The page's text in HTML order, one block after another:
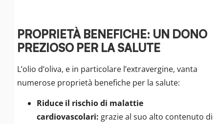
PROPRIETÀ BENEFICHE: UN DONO
PREZIOSO PER LA SALUTE
L’olio d’oliva, e in particolare l’extravergine, vanta
numerose proprietà benefiche per la salute:
Riduce il rischio di malattie
cardiovascolari: grazie al suo alto contenuto di